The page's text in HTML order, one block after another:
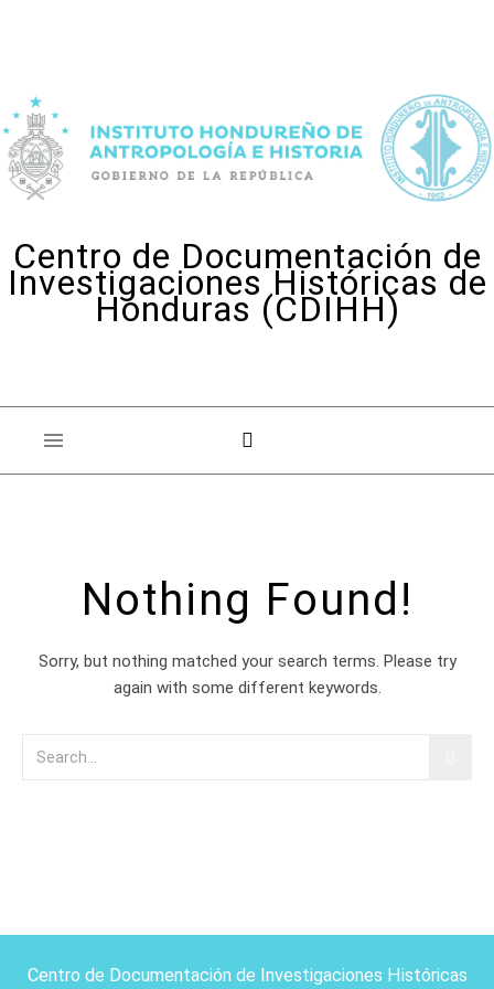
Centro de Documentación de
Investigaciones Históricas de
Honduras (CDIHH)
Nothing Found!
Sorry, but nothing matched your search terms. Please try
again with some different keywords.
Centro de Documentación de Investigaciones Históricas